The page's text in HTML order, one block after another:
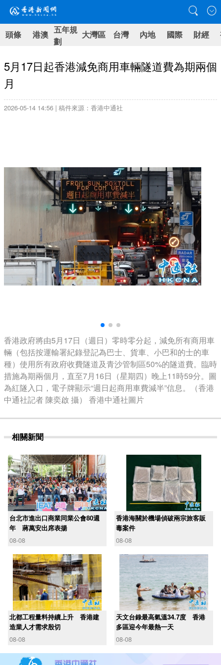
頭條 港澳 五年規
劃
大灣區 台灣 內地 國際 財經
5月17日起香港減免商用車輛隧道費為期兩個
月
2026-05-14 14:56 | 稿件來源：香港中通社
香港政府將由5月17日（週日）零時零分起，減免所有商用車
輛（包括按運輸署紀錄登記為巴士、貨車、小巴和的士的車
種）使用所有政府收費隧道及青沙管制區50%的隧道費。臨時
措施為期兩個月，直至7月16日（星期四）晚上11時59分。圖
為紅隧入口，電子牌顯示“週日起商用車費減半”信息。（香港
中通社記者 陳奕啟 攝） 香港中通社圖片
相關新聞
台北市進出口商業同業公會80週
年 蔣萬安出席表揚
08-08
香港海關於機場偵破兩宗旅客販
毒案件
08-08
北都工程量料持續上升 香港建
造業人才需求殷切
08-08
天文台錄最高氣溫34.7度 香港
多區迎今年最熱一天
08-08